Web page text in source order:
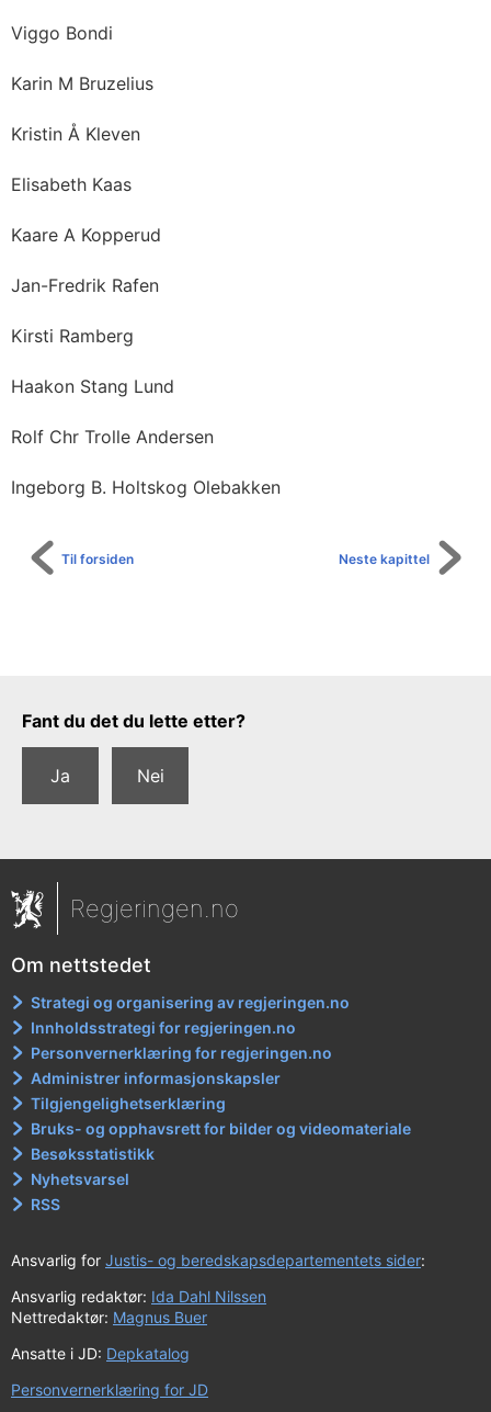
Viggo Bondi
Karin M Bruzelius
Kristin Å Kleven
Elisabeth Kaas
Kaare A Kopperud
Jan-Fredrik Rafen
Kirsti Ramberg
Haakon Stang Lund
Rolf Chr Trolle Andersen
Ingeborg B. Holtskog Olebakken
Neste kapittel
Til forsiden
Tilbakemeldingsskjema
Fant du det du lette etter?
Ja Nei
Regjeringen.no
Om nettstedet
Strategi og organisering av regjeringen.no
Innholdsstrategi for regjeringen.no
Personvernerklæring for regjeringen.no
Administrer informasjonskapsler
Tilgjengelighetserklæring
Bruks- og opphavsrett for bilder og videomateriale
Besøksstatistikk
Nyhetsvarsel
RSS
Ansvarlig for Justis- og beredskapsdepartementets sider:
Ansvarlig redaktør: Ida Dahl Nilssen
Nettredaktør: Magnus Buer
Ansatte i JD: Depkatalog
Personvernerklæring for JD